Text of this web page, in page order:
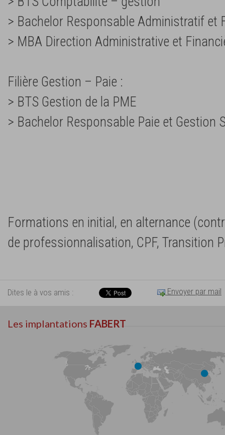
> Bachelor Responsable Administratif et
> MBA Direction Administrative et
Filière Gestion – Paie :
> BTS Gestion de la PME
> Bachelor Responsable Paie et Gestion
Formations en initial, en alternance
de professionnalisation, CPF, Transition
Dites le à vos amis : Envoyer par mail
Les implantations FABERT